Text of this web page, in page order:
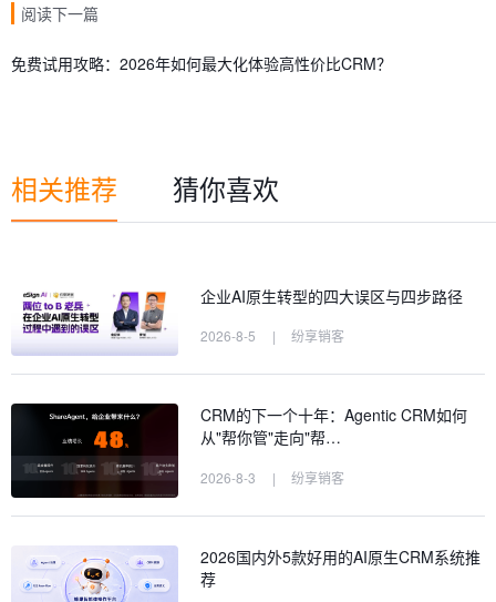
阅读下一篇
免费试用攻略：2026年如何最大化体验高性价比CRM？
相关推荐 猜你喜欢
企业AI原生转型的四大误区与四步路径
2026-8-5 | 纷享销客
CRM的下一个十年：Agentic CRM如何
从"帮你管"走向"帮…
2026-8-3 | 纷享销客
2026国内外5款好用的AI原生CRM系统推
荐